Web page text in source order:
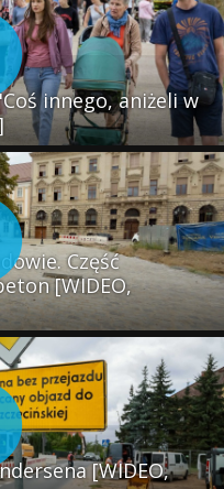
innego, aniżeli w
Część
[WIDEO,
[WIDEO,